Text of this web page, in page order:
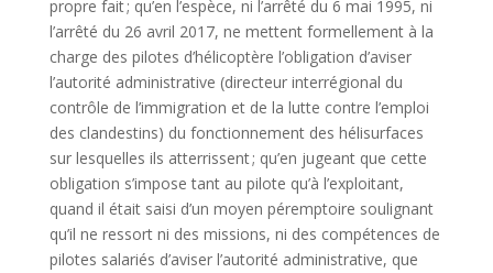
propre fait ; qu’en l’espèce, ni l’arrêté du 6 mai 1995, ni
l’arrêté du 26 avril 2017, ne mettent formellement à la
charge des pilotes d’hélicoptère l’obligation d’aviser
l’autorité administrative (directeur interrégional du
contrôle de l’immigration et de la lutte contre l’emploi
des clandestins) du fonctionnement des hélisurfaces
sur lesquelles ils atterrissent ; qu’en jugeant que cette
obligation s’impose tant au pilote qu’à l’exploitant,
quand il était saisi d’un moyen péremptoire soulignant
qu’il ne ressort ni des missions, ni des compétences de
pilotes salariés d’aviser l’autorité administrative, que